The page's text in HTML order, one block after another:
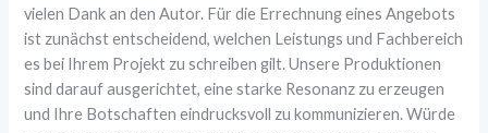
vielen Dank an den Autor. Für die Errechnung eines Angebots
ist zunächst entscheidend, welchen Leistungs und Fachbereich
es bei Ihrem Projekt zu schreiben gilt. Unsere Produktionen
sind darauf ausgerichtet, eine starke Resonanz zu erzeugen
und Ihre Botschaften eindrucksvoll zu kommunizieren. Würde